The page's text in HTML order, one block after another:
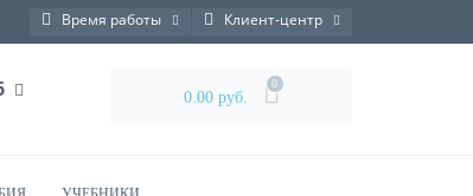
Время работы Клиент-центр
0.00 руб.
0